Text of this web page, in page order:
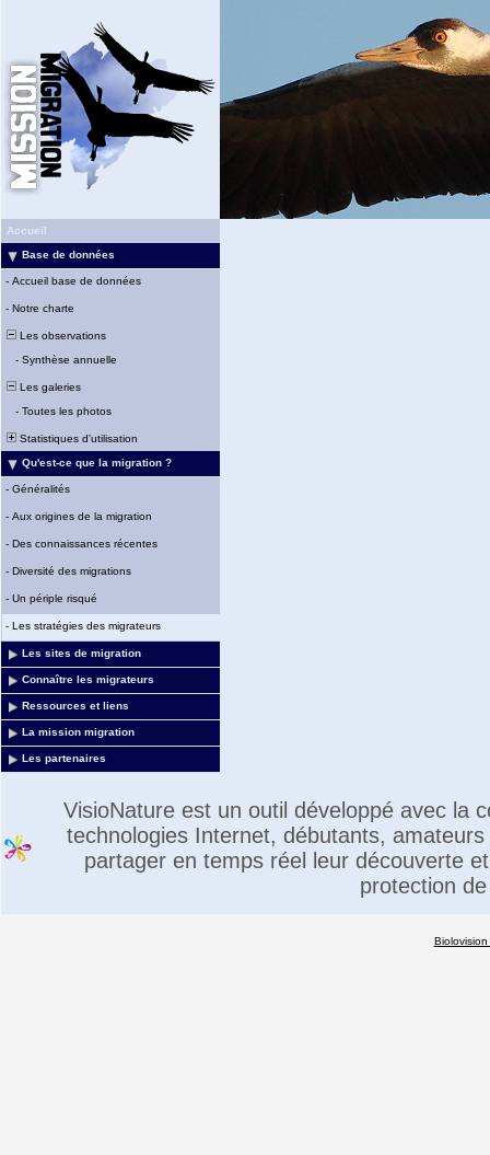
Accueil
Base de données
- Accueil base de données
- Notre charte
Les observations
- Synthèse annuelle
Les galeries
- Toutes les photos
Statistiques d'utilisation
Qu'est-ce que la migration ?
- Généralités
- Aux origines de la migration
- Des connaissances récentes
- Diversité des migrations
- Un périple risqué
- Les stratégies des migrateurs
Les sites de migration
Connaître les migrateurs
Ressources et liens
La mission migration
Les partenaires
VisioNature est un outil développé avec la
technologies Internet, débutants,
partager en temps réel leur découverte
protection
Biolovision